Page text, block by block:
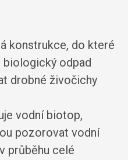
konstrukce, do které
biologický odpad
drobné živočichy
vodní biotop,
pozorovat vodní
průběhu celé